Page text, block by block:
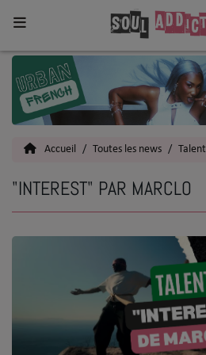
Home
Toutes les News
Actu
Top 5
Accueil Toutes les news Talent
"INTEREST" PAR MARCLO